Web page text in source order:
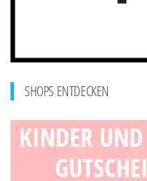
SHOPS ENTDECKEN